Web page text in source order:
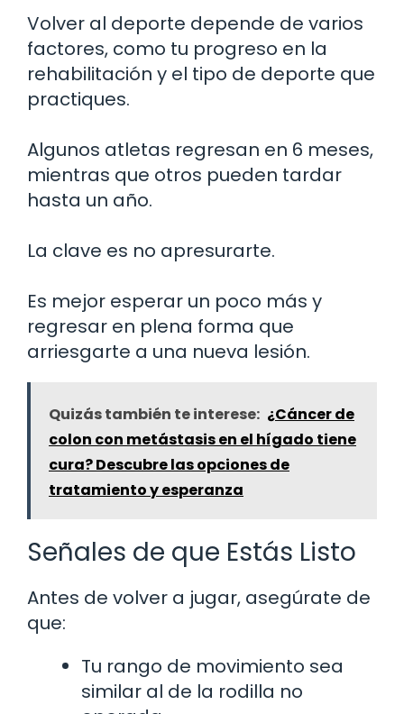
Volver al deporte depende de varios
factores, como tu progreso en la
rehabilitación y el tipo de deporte que
practiques.
Algunos atletas regresan en 6 meses,
mientras que otros pueden tardar
hasta un año.
La clave es no apresurarte.
Es mejor esperar un poco más y
regresar en plena forma que
arriesgarte a una nueva lesión.
Quizás también te interese: ¿Cáncer de
colon con metástasis en el hígado tiene
cura? Descubre las opciones de
tratamiento y esperanza
Señales de que Estás Listo
Antes de volver a jugar, asegúrate de
que:
Tu rango de movimiento sea
similar al de la rodilla no